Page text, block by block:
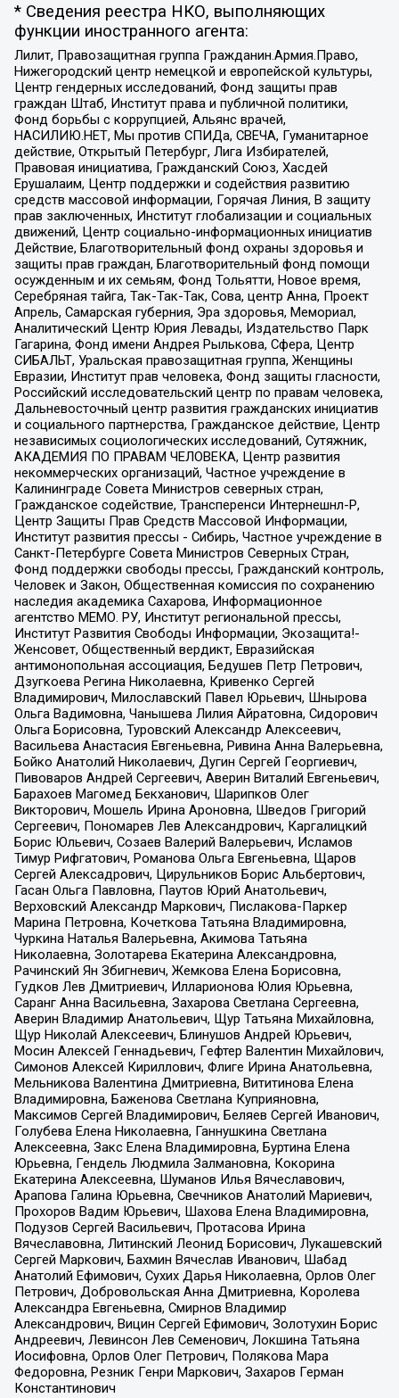
* Сведения реестра НКО, выполняющих
функции иностранного агента:
Лилит, Правозащитная группа Гражданин.Армия.Право,
Нижегородский центр немецкой и европейской культуры,
Центр гендерных исследований, Фонд защиты прав
граждан Штаб, Институт права и публичной политики,
Фонд борьбы с коррупцией, Альянс врачей,
НАСИЛИЮ.НЕТ, Мы против СПИДа, СВЕЧА, Гуманитарное
действие, Открытый Петербург, Лига Избирателей,
Правовая инициатива, Гражданский Союз, Хасдей
Ерушалаим, Центр поддержки и содействия развитию
средств массовой информации, Горячая Линия, В защиту
прав заключенных, Институт глобализации и социальных
движений, Центр социально-информационных инициатив
Действие, Благотворительный фонд охраны здоровья и
защиты прав граждан, Благотворительный фонд помощи
осужденным и их семьям, Фонд Тольятти, Новое время,
Серебряная тайга, Так-Так-Так, Сова, центр Анна, Проект
Апрель, Самарская губерния, Эра здоровья, Мемориал,
Аналитический Центр Юрия Левады, Издательство Парк
Гагарина, Фонд имени Андрея Рылькова, Сфера, Центр
СИБАЛЬТ, Уральская правозащитная группа, Женщины
Евразии, Институт прав человека, Фонд защиты гласности,
Российский исследовательский центр по правам человека,
Дальневосточный центр развития гражданских инициатив
и социального партнерства, Гражданское действие, Центр
независимых социологических исследований, Сутяжник,
АКАДЕМИЯ ПО ПРАВАМ ЧЕЛОВЕКА, Центр развития
некоммерческих организаций, Частное учреждение в
Калининграде Совета Министров северных стран,
Гражданское содействие, Трансперенси Интернешнл-Р,
Центр Защиты Прав Средств Массовой Информации,
Институт развития прессы - Сибирь, Частное учреждение в
Санкт-Петербурге Совета Министров Северных Стран,
Фонд поддержки свободы прессы, Гражданский контроль,
Человек и Закон, Общественная комиссия по сохранению
наследия академика Сахарова, Информационное
агентство МЕМО. РУ, Институт региональной прессы,
Институт Развития Свободы Информации, Экозащита!-
Женсовет, Общественный вердикт, Евразийская
антимонопольная ассоциация, Бедушев Петр Петрович,
Дзугкоева Регина Николаевна, Кривенко Сергей
Владимирович, Милославский Павел Юрьевич, Шнырова
Ольга Вадимовна, Чанышева Лилия Айратовна, Сидорович
Ольга Борисовна, Туровский Александр Алексеевич,
Васильева Анастасия Евгеньевна, Ривина Анна Валерьевна,
Бойко Анатолий Николаевич, Дугин Сергей Георгиевич,
Пивоваров Андрей Сергеевич, Аверин Виталий Евгеньевич,
Барахоев Магомед Бекханович, Шарипков Олег
Викторович, Мошель Ирина Ароновна, Шведов Григорий
Сергеевич, Пономарев Лев Александрович, Каргалицкий
Борис Юльевич, Созаев Валерий Валерьевич, Исламов
Тимур Рифгатович, Романова Ольга Евгеньевна, Щаров
Сергей Алексадрович, Цирульников Борис Альбертович,
Гасан Ольга Павловна, Паутов Юрий Анатольевич,
Верховский Александр Маркович, Пислакова-Паркер
Марина Петровна, Кочеткова Татьяна Владимировна,
Чуркина Наталья Валерьевна, Акимова Татьяна
Николаевна, Золотарева Екатерина Александровна,
Рачинский Ян Збигневич, Жемкова Елена Борисовна,
Гудков Лев Дмитриевич, Илларионова Юлия Юрьевна,
Саранг Анна Васильевна, Захарова Светлана Сергеевна,
Аверин Владимир Анатольевич, Щур Татьяна Михайловна,
Щур Николай Алексеевич, Блинушов Андрей Юрьевич,
Мосин Алексей Геннадьевич, Гефтер Валентин Михайлович,
Симонов Алексей Кириллович, Флиге Ирина Анатольевна,
Мельникова Валентина Дмитриевна, Вититинова Елена
Владимировна, Баженова Светлана Куприяновна,
Максимов Сергей Владимирович, Беляев Сергей Иванович,
Голубева Елена Николаевна, Ганнушкина Светлана
Алексеевна, Закс Елена Владимировна, Буртина Елена
Юрьевна, Гендель Людмила Залмановна, Кокорина
Екатерина Алексеевна, Шуманов Илья Вячеславович,
Арапова Галина Юрьевна, Свечников Анатолий Мариевич,
Прохоров Вадим Юрьевич, Шахова Елена Владимировна,
Подузов Сергей Васильевич, Протасова Ирина
Вячеславовна, Литинский Леонид Борисович, Лукашевский
Сергей Маркович, Бахмин Вячеслав Иванович, Шабад
Анатолий Ефимович, Сухих Дарья Николаевна, Орлов Олег
Петрович, Добровольская Анна Дмитриевна, Королева
Александра Евгеньевна, Смирнов Владимир
Александрович, Вицин Сергей Ефимович, Золотухин Борис
Андреевич, Левинсон Лев Семенович, Локшина Татьяна
Иосифовна, Орлов Олег Петрович, Полякова Мара
Федоровна, Резник Генри Маркович, Захаров Герман
Константинович